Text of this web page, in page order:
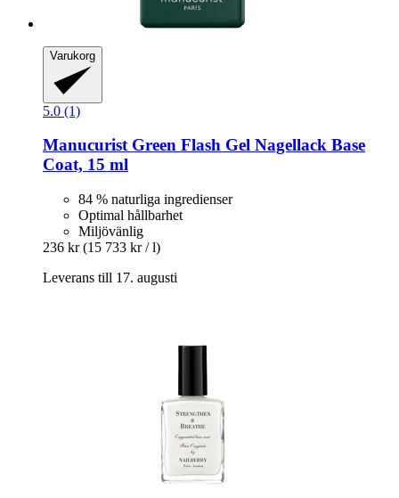
Varukorg
5.0 (1)
ManucuristGreen Flash Gel Nagellack Base
Coat, 15 ml
84 % naturliga ingredienser
Optimal hållbarhet
Miljövänlig
236 kr (15 733 kr / l)
Leverans till 17. augusti